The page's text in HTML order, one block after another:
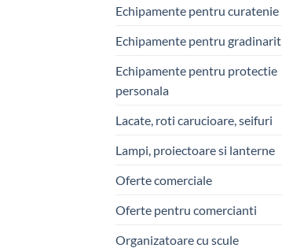
Echipamente pentru curatenie
Echipamente pentru gradinarit
Echipamente pentru protectie
personala
Lacate, roti carucioare, seifuri
Lampi, proiectoare si lanterne
Oferte comerciale
Oferte pentru comercianti
Organizatoare cu scule